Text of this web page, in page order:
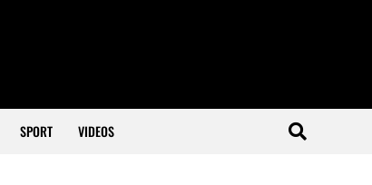
SPORT VIDEOS